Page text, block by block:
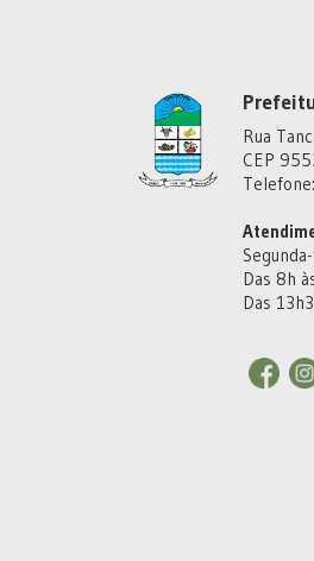
Rua
CEP
Das 8h
Das